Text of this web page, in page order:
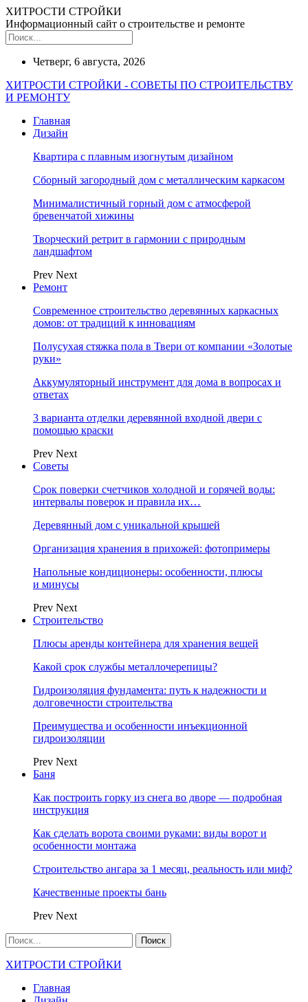
ХИТРОСТИ СТРОЙКИ
Информационный сайт о строительстве и ремонте
Четверг, 6 августа, 2026
ХИТРОСТИ СТРОЙКИ - СОВЕТЫ ПО СТРОИТЕЛЬСТВУ
И РЕМОНТУ
Главная
Дизайн
Квартира с плавным изогнутым дизайном
Сборный загородный дом с металлическим каркасом
Минималистичный горный дом с атмосферой
бревенчатой хижины
Творческий ретрит в гармонии с природным
ландшафтом
Prev Next
Ремонт
Современное строительство деревянных каркасных
домов: от традиций к инновациям
Полусухая стяжка пола в Твери от компании «Золотые
руки»
Аккумуляторный инструмент для дома в вопросах и
ответах
3 варианта отделки деревянной входной двери с
помощью краски
Prev Next
Советы
Срок поверки счетчиков холодной и горячей воды:
интервалы поверок и правила их…
Деревянный дом с уникальной крышей
Организация хранения в прихожей: фотопримеры
Напольные кондиционеры: особенности, плюсы
и минусы
Prev Next
Строительство
Плюсы аренды контейнера для хранения вещей
Какой срок службы металлочерепицы?
Гидроизоляция фундамента: путь к надежности и
долговечности строительства
Преимущества и особенности инъекционной
гидроизоляции
Prev Next
Баня
Как построить горку из снега во дворе — подробная
инструкция
Как сделать ворота своими руками: виды ворот и
особенности монтажа
Строительство ангара за 1 месяц, реальность или миф?
Качественные проекты бань
Prev Next
ХИТРОСТИ СТРОЙКИ
Главная